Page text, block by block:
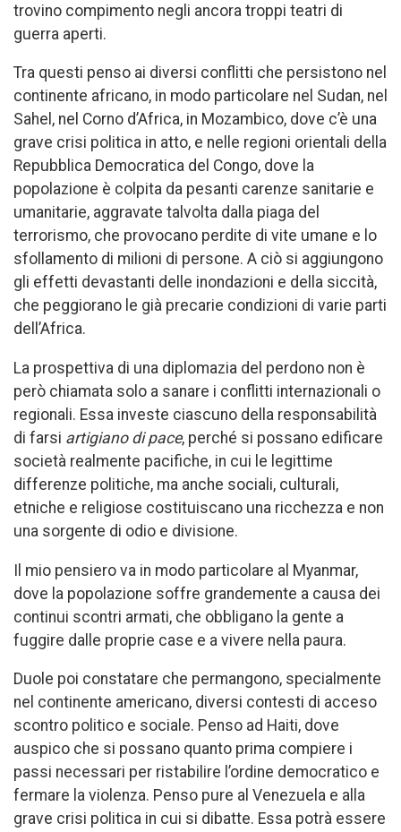
trovino compimento negli ancora troppi teatri di
guerra aperti.
Tra questi penso ai diversi conflitti che persistono nel
continente africano, in modo particolare nel Sudan, nel
Sahel, nel Corno d’Africa, in Mozambico, dove c’è una
grave crisi politica in atto, e nelle regioni orientali della
Repubblica Democratica del Congo, dove la
popolazione è colpita da pesanti carenze sanitarie e
umanitarie, aggravate talvolta dalla piaga del
terrorismo, che provocano perdite di vite umane e lo
sfollamento di milioni di persone. A ciò si aggiungono
gli effetti devastanti delle inondazioni e della siccità,
che peggiorano le già precarie condizioni di varie parti
dell’Africa.
La prospettiva di una diplomazia del perdono non è
però chiamata solo a sanare i conflitti internazionali o
regionali. Essa investe ciascuno della responsabilità
di farsi artigiano di pace, perché si possano edificare
società realmente pacifiche, in cui le legittime
differenze politiche, ma anche sociali, culturali,
etniche e religiose costituiscano una ricchezza e non
una sorgente di odio e divisione.
Il mio pensiero va in modo particolare al Myanmar,
dove la popolazione soffre grandemente a causa dei
continui scontri armati, che obbligano la gente a
fuggire dalle proprie case e a vivere nella paura.
Duole poi constatare che permangono, specialmente
nel continente americano, diversi contesti di acceso
scontro politico e sociale. Penso ad Haiti, dove
auspico che si possano quanto prima compiere i
passi necessari per ristabilire l’ordine democratico e
fermare la violenza. Penso pure al Venezuela e alla
grave crisi politica in cui si dibatte. Essa potrà essere